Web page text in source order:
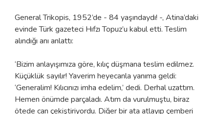
General Trikopis, 1952’de - 84 yaşındaydı! -, Atina’daki
evinde Türk gazeteci Hıfzı Topuz’u kabul etti. Teslim
alındığı anı anlattı:
‘Bizim anlayışımıza göre, kılıç düşmana teslim edilmez.
Küçüklük sayılır! Yaverim heyecanla yanıma geldi:
‘Generalim! Kılıcınızı imha edelim,’ dedi. Derhal uzattım.
Hemen önümde parçaladı. Atım da vurulmuştu, biraz
ötede can çekiştiriyordu. Diğer bir ata atlayıp çemberi